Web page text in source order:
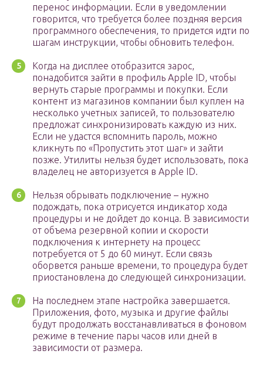
перенос информации. Если в уведомлении
говорится, что требуется более поздняя версия
программного обеспечения, то придется идти по
шагам инструкции, чтобы обновить телефон.
Когда на дисплее отобразится зарос,
понадобится зайти в профиль Apple ID, чтобы
вернуть старые программы и покупки. Если
контент из магазинов компании был куплен на
несколько учетных записей, то пользователю
предложат синхронизировать каждую из них.
Если не удастся вспомнить пароль, можно
кликнуть по «Пропустить этот шаг» и зайти
позже. Утилиты нельзя будет использовать, пока
владелец не авторизуется в Apple ID.
Нельзя обрывать подключение – нужно
подождать, пока отрисуется индикатор хода
процедуры и не дойдет до конца. В зависимости
от объема резервной копии и скорости
подключения к интернету на процесс
потребуется от 5 до 60 минут. Если связь
оборвется раньше времени, то процедура будет
приостановлена до следующей синхронизации.
На последнем этапе настройка завершается.
Приложения, фото, музыка и другие файлы
будут продолжать восстанавливаться в фоновом
режиме в течение пары часов или дней в
зависимости от размера.